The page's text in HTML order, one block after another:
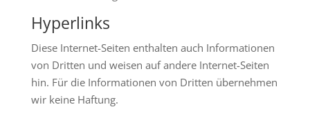
Hyperlinks
Diese Internet-Seiten enthalten auch Informationen
von Dritten und weisen auf andere Internet-Seiten
hin. Für die Informationen von Dritten übernehmen
wir keine Haftung.